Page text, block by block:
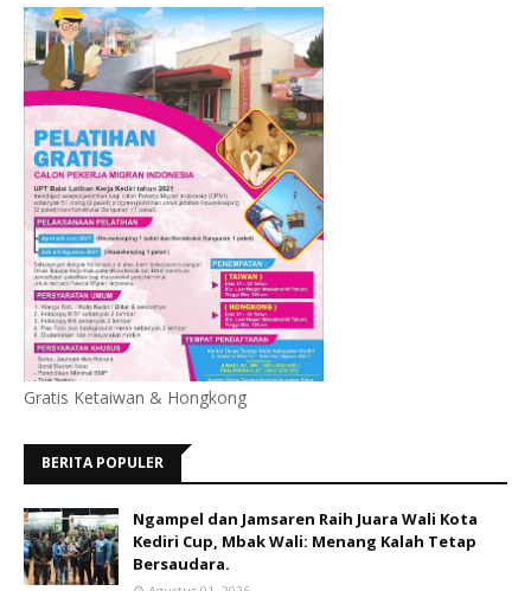
Gratis Ketaiwan & Hongkong
BERITA POPULER
Ngampel dan Jamsaren Raih Juara Wali Kota
Kediri Cup, Mbak Wali: Menang Kalah Tetap
Bersaudara.